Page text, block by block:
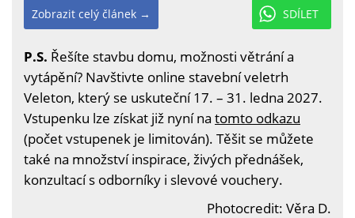
SDÍLET
Zobrazit celý článek →
P.S. Řešíte stavbu domu, možnosti větrání a
vytápění? Navštivte online stavební veletrh
Veleton, který se uskuteční 17. – 31. ledna 2027.
Vstupenku lze získat již nyní na tomto odkazu
(počet vstupenek je limitován). Těšit se můžete
také na množství inspirace, živých přednášek,
konzultací s odborníky i slevové vouchery.
Photocredit: Věra D.